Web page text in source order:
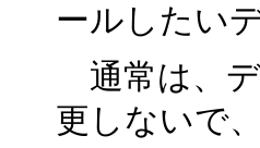
ールしたい
通常は、
更しないで、